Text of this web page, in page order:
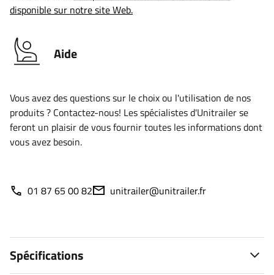
disponible sur notre site Web.
Aide
Vous avez des questions sur le choix ou l'utilisation de nos
produits ? Contactez-nous! Les spécialistes d'Unitrailer se
feront un plaisir de vous fournir toutes les informations dont
vous avez besoin.
01 87 65 00 82 unitrailer@unitrailer.fr
Spécifications